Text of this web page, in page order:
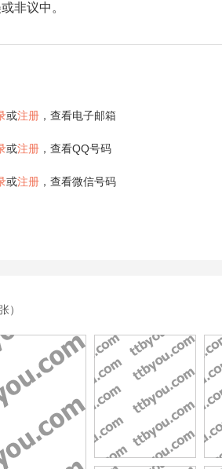
非议中。
或注册 ，查看电子邮箱
或注册 ，查看QQ号码
或注册 ，查看微信号码
）